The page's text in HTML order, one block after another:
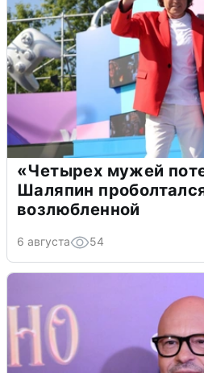
«Четырех мужей
Шаляпин
возлюбленной
6 августа 54